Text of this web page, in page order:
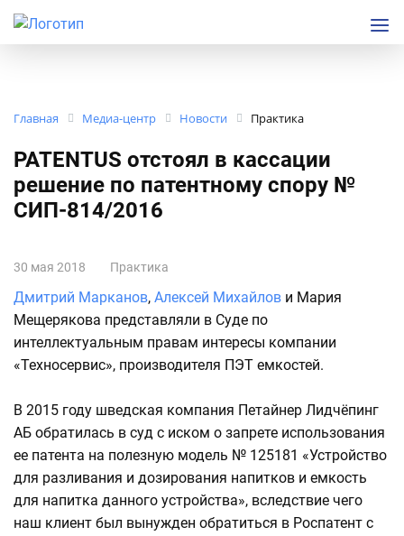
Главная Медиа-центр Новости Практика
PATENTUS отстоял в кассации
решение по патентному спору №
СИП-814/2016
30 мая 2018 Практика
Дмитрий Марканов, Алексей Михайлов и Мария
Мещерякова представляли в Суде по
интеллектуальным правам интересы компании
«Техносервис», производителя ПЭТ емкостей.
В 2015 году шведская компания Петайнер Лидчёпинг
АБ обратилась в суд с иском о запрете использования
ее патента на полезную модель № 125181 «Устройство
для разливания и дозирования напитков и емкость
для напитка данного устройства», вследствие чего
наш клиент был вынужден обратиться в Роспатент с